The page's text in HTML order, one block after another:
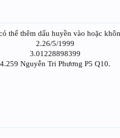
thể thêm dấu huyền vào hoặc
2.26/5/1999
3.01228898399
4.259 Nguyễn Tri Phương P5 Q10.​